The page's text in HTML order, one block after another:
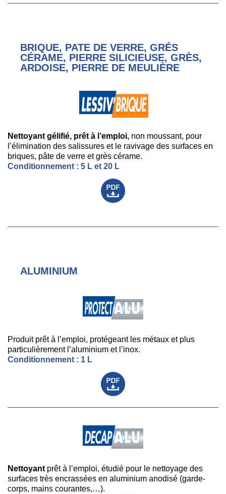
BRIQUE, PATE DE VERRE, GRÉS
CÉRAME, PIERRE SILICIEUSE, GRÈS,
ARDOISE, PIERRE DE MEULIÈRE
Nettoyant gélifié, prêt à l’emploi, non moussant, pour
l’élimination des salissures et le ravivage des surfaces en
briques, pâte de verre et grès cérame.
Conditionnement : 5 L et 20 L
ALUMINIUM
Produit prêt à l’emploi, protégeant les métaux et plus
particulièrement l’aluminium et l’inox.
Conditionnement : 1 L
Nettoyant prêt à l’emploi, étudié pour le nettoyage des
surfaces très encrassées en aluminium anodisé (garde-
corps, mains courantes,…).